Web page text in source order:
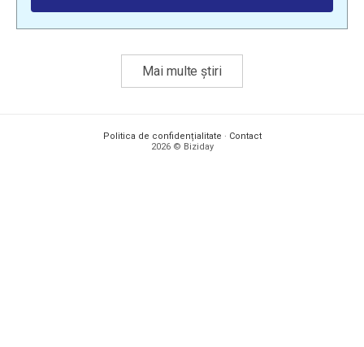
Mai multe știri
Politica de confidențialitate · Contact
2026 © Biziday